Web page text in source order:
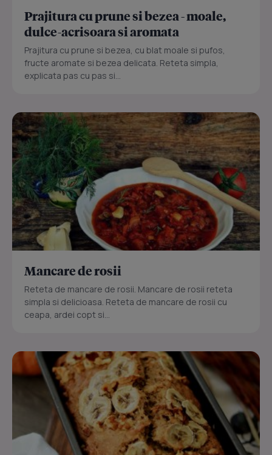
Prajitura cu prune si bezea - moale,
dulce-acrisoara si aromata
Prajitura cu prune si bezea, cu blat moale si pufos,
fructe aromate si bezea delicata. Reteta simpla,
explicata pas cu pas si...
Mancare de rosii
Reteta de mancare de rosii. Mancare de rosii reteta
simpla si delicioasa. Reteta de mancare de rosii cu
ceapa, ardei copt si...